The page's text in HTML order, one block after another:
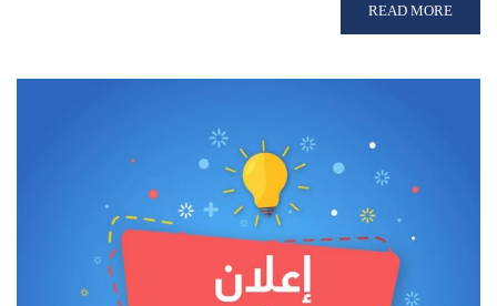
READ MORE ABOUT انطلاق امتحانات نهاية الفصل الدراسي الأول 2024–2025 بمعهد الإسكندرية العالي للإعلام
READ MORE